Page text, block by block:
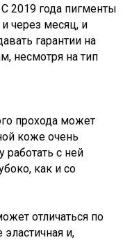
2019 года пигменты
через месяц, и
гарантии на
несмотря на тип
прохода может
коже очень
с ней
как и со
отличаться по
эластичная и,